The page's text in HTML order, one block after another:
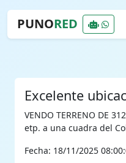
PUNORED
Excelente
VENDO TERRENO DE
etp. a una cuadra del
Fecha: 18/11/2025